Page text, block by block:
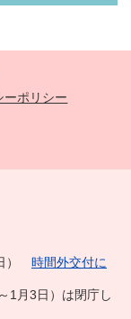
ーポリシー
） 時間外交付に
1月3日）は閉庁し